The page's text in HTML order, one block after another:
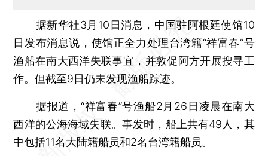
据新华社3月10日消息，中国驻阿根廷使馆10
日发布消息说，使馆正全力处理台湾籍“祥富春”号
渔船在南大西洋失联事宜，并敦促阿方开展搜寻工
作。但截至9日仍未发现渔船踪迹。
据报道，“祥富春”号渔船2月26日凌晨在南大
西洋的公海海域失联。事发时，船上共有49人，其
中包括11名大陆籍船员和2名台湾籍船员。